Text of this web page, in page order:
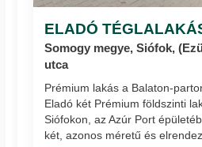
ELADÓ
Somogy megye, Siófok,
utca
Prémium lakás a Balaton-
Eladó két Prémium földszinti
Siófokon, az Azúr Port
két, azonos méretű és